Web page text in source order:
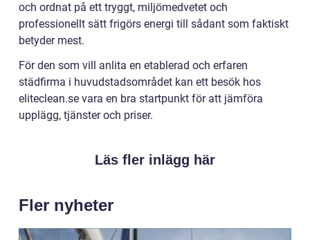
och ordnat på ett tryggt, miljömedvetet och
professionellt sätt frigörs energi till sådant som faktiskt
betyder mest.
För den som vill anlita en etablerad och erfaren
städfirma i huvudstadsområdet kan ett besök hos
eliteclean.se vara en bra startpunkt för att jämföra
upplägg, tjänster och priser.
Läs fler inlägg här
Fler nyheter